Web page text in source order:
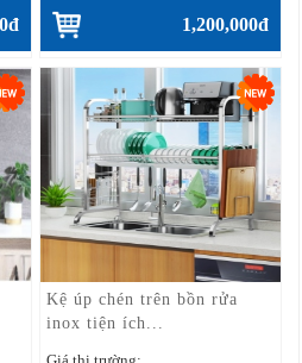
1,200,000đ
Kệ úp chén trên bồn rửa
inox tiện ích...